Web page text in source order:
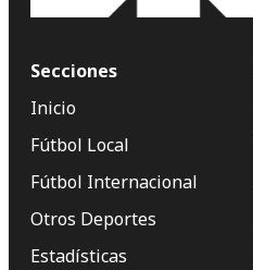
Secciones
Inicio
Fútbol Local
Fútbol Internacional
Otros Deportes
Estadísticas